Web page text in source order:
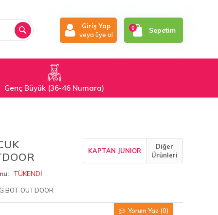
Giriş Yap
veya üye ol
0 Sepetim
Genç Büyük (36-46 Numara)
KAPTAN JUNIOR
Diğer
Ürünleri
TÜKENDİ
BOT OUTDOOR
Yorum Yaz (0)